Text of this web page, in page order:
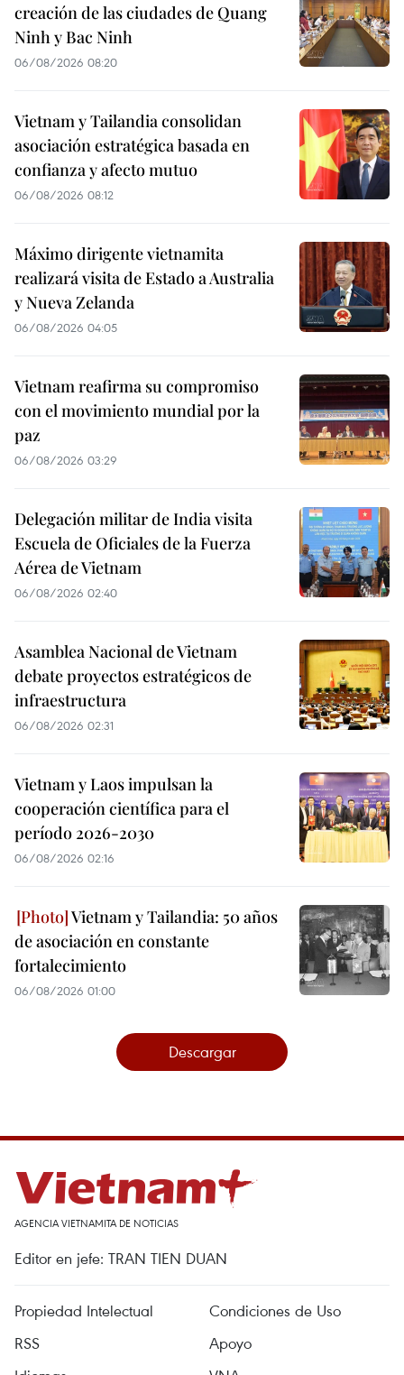
creación de las ciudades de Quang
Ninh y Bac Ninh
06/08/2026 08:20
Vietnam y Tailandia consolidan
asociación estratégica basada en
confianza y afecto mutuo
06/08/2026 08:12
Máximo dirigente vietnamita
realizará visita de Estado a Australia
y Nueva Zelanda
06/08/2026 04:05
Vietnam reafirma su compromiso
con el movimiento mundial por la
paz
06/08/2026 03:29
Delegación militar de India visita
Escuela de Oficiales de la Fuerza
Aérea de Vietnam
06/08/2026 02:40
Asamblea Nacional de Vietnam
debate proyectos estratégicos de
infraestructura
06/08/2026 02:31
Vietnam y Laos impulsan la
cooperación científica para el
período 2026-2030
06/08/2026 02:16
Vietnam y Tailandia: 50 años
de asociación en constante
fortalecimiento
06/08/2026 01:00
Descargar
AGENCIA VIETNAMITA DE NOTICIAS
Editor en jefe: TRAN TIEN DUAN
Propiedad Intelectual
Condiciones de Uso
RSS
Apoyo